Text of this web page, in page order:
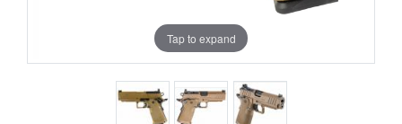
Tap to expand